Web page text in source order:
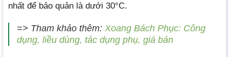
nhất để bảo quản là dưới 30°C.
=> Tham khảo thêm: Xoang Bách Phục: Công
dụng, liều dùng, tác dụng phụ, giá bán